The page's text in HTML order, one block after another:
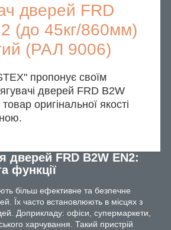
дверей FRD
(до 45кг/860мм)
(РАЛ 9006)
пропонує своїм
дверей FRD B2W
оригінальної якості
дверей FRD B2W EN2:
функції
більш ефективне та безпечне
Їх часто встановлюють в місцях з
Доприкладу: офіси, супермаркети,
харчування. Такий пристрій